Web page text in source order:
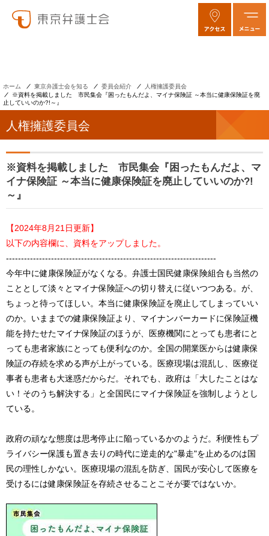
ホーム 東京弁護士会を知る 委員会紹介
人権擁護委員会
※資料を掲載しました 市民集会『困ったもんだよ、マイナ保険証 ～本当に健康保険証を廃
止していいのか?!～』
人権擁護委員会
※資料を掲載しました 市民集会『困ったもんだよ、マ
イナ保険証 ～本当に健康保険証を廃止していいのか?!
～』
【2024年8月21日更新】
以下の内容欄に、資料をアップしました。
----------------------------------------------------------------------
今年中に健康保険証がなくなる。弁護士国民健康保険組合も当然の
こととして淡々とマイナ保険証への切り替えに従いつつある。が、
ちょっと待ってほしい。本当に健康保険証を廃止してしまっていい
のか。いままでの健康保険証より、マイナンバーカードに保険証機
能を持たせたマイナ保険証のほうが、医療機関にとっても患者にと
っても患者家族にとっても便利なのか。全国の開業医からは健康保
険証の存続を求める声が上がっている。医療現場は混乱し、医療従
事者も患者も大迷惑だからだ。それでも、政府は「大したことはな
い！そのうち解決する」と全国民にマイナ保険証を強制しようとし
ている。
政府の頑なな態度は思考停止に陥っているかのようだ。利便性もプ
ライバシー保護も置き去りの時代に逆走的な"暴走"を止めるのは国
民の理性しかない。医療現場の混乱を防ぎ、国民が安心して医療を
受けるには健康保険証を存続させることこそが要ではないか。